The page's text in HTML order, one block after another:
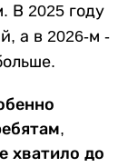
В 2025 году
а в 2026-м -
хватило до